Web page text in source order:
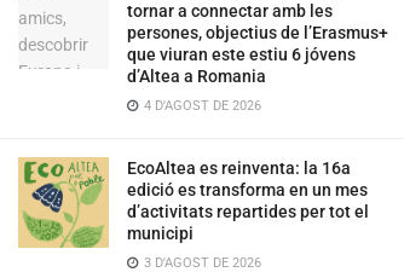
tornar a connectar amb les
persones, objectius de l’Erasmus+
que viuran este estiu 6 jóvens
d’Altea a Romania
4 D'AGOST DE 2026
EcoAltea es reinventa: la 16a
edició es transforma en un mes
d’activitats repartides per tot el
municipi
3 D'AGOST DE 2026